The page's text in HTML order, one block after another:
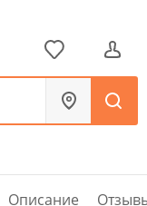
Описание